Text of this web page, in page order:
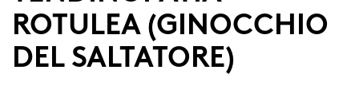
Generale
ROTULEA (GINOCCHIO
DEL SALTATORE)